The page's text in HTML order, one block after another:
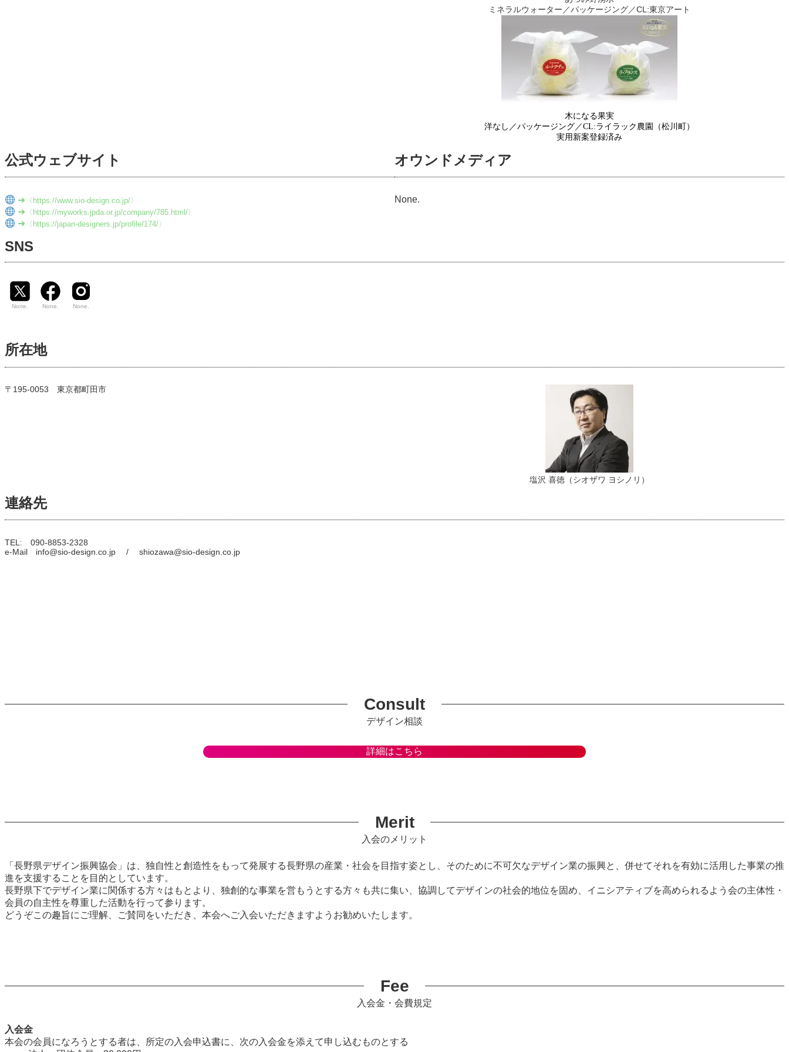
ミネラルウォーター／パッケージング／CL:東京アート
木になる果実
洋なし／パッケージング／CL:ライラック農園（松川町）
実用新案登録済み
公式ウェブサイト
➜ 〈https://www.sio-design.co.jp/〉
➜ 〈https://myworks.jpda.or.jp/company/785.html/〉
➜ 〈https://japan-designers.jp/profile/174/〉
オウンドメディア
None.
SNS
None. None. None.
所在地
〒195-0053 東京都町田市
塩沢 喜徳（シオザワ ヨシノリ）
連絡先
TEL: 090-8853-2328
e-Mail info@sio-design.co.jp / shiozawa@sio-design.co.jp
Consult
デザイン相談
詳細はこちら
Merit
入会のメリット
「長野県デザイン振興協会」は、独自性と創造性をもって発展する長野県の産業・社会を目指す姿とし、そのために不可欠なデザイン業の振興と、併せてそれを有効に活用した事業の推
進を支援することを目的としています。
長野県下でデザイン業に関係する方々はもとより、独創的な事業を営もうとする方々も共に集い、協調してデザインの社会的地位を固め、イニシアティブを高められるよう会の主体性・
会員の自主性を尊重した活動を行って参ります。
どうぞこの趣旨にご理解、ご賛同をいただき、本会へご入会いただきますようお勧めいたします。
Fee
入会金・会費規定
入会金
本会の会員になろうとする者は、所定の入会申込書に、次の入会金を添えて申し込むものとする